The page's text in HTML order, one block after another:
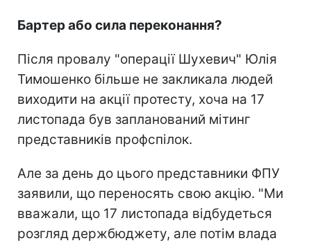
Бартер або сила переконання?
Після провалу "операції Шухевич" Юлія
Тимошенко більше не закликала людей
виходити на акції протесту, хоча на 17
листопада був запланований мітинг
представників профспілок.
Але за день до цього представники ФПУ
заявили, що переносять свою акцію. "Ми
вважали, що 17 листопада відбудеться
розгляд держбюджету, але потім влада